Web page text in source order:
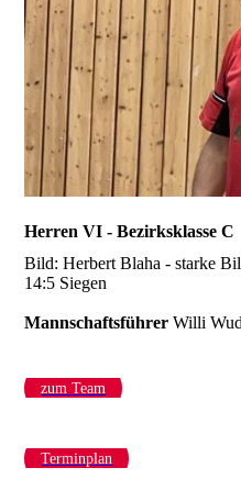
Herren VI - Bezirksklasse C
Bild: Herbert Blaha - starke
14:5 Siegen
Mannschaftsführer Willi
zum Team
Terminplan